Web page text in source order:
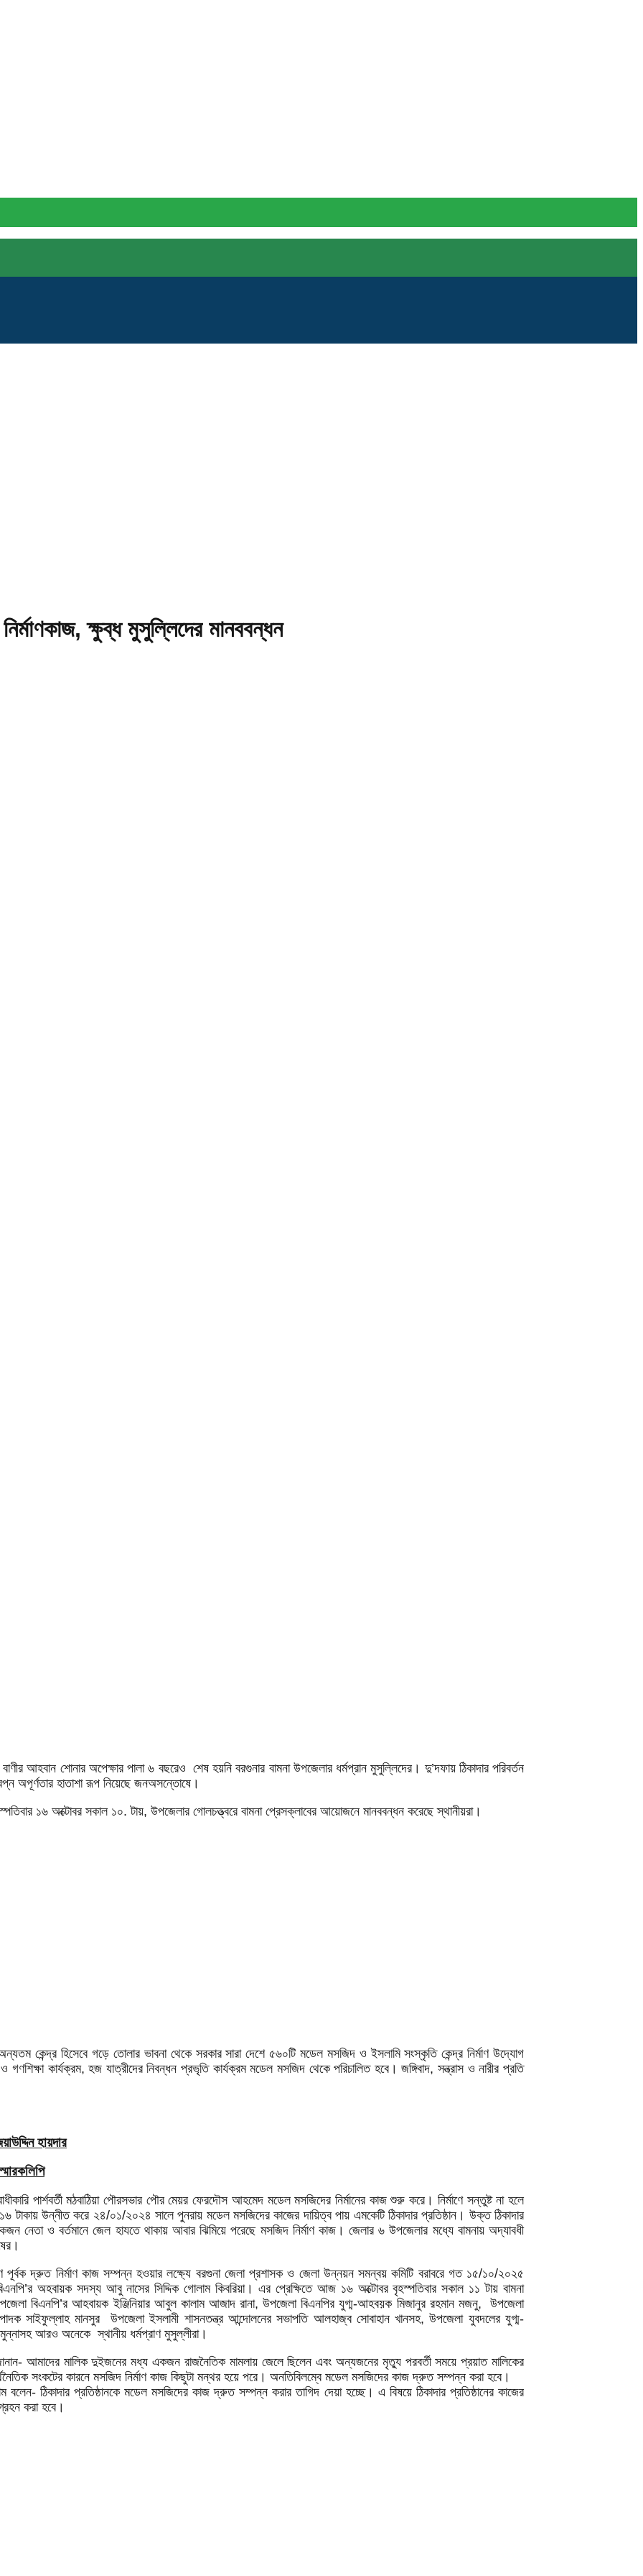
ক্ষুব্ধ মুসুল্লিদের মানববন্ধন
আহবান শোনার অপেক্ষার পালা ৬ বছরেও শেষ হয়নি বরগুনার বামনা উপজেলার ধর্মপ্রান মুসুল্লিদের। দু’দফায় ঠিকাদার পরিবর্তন
অপূর্ণতার হাতাশা রূপ নিয়েছে জনঅসন্তোষে।
১৬ অক্টোবর সকাল ১০. টায়, উপজেলার গোলচত্ত্বরে বামনা প্রেসক্লাবের আয়োজনে মানববন্ধন করেছে স্থানীয়রা।
কেন্দ্র হিসেবে গড়ে তোলার ভাবনা থেকে সরকার সারা দেশে ৫৬০টি মডেল মসজিদ ও ইসলামি সংস্কৃতি কেন্দ্র নির্মাণ উদ্যোগ
কার্যক্রম, হজ যাত্রীদের নিবন্ধন প্রভৃতি কার্যক্রম মডেল মসজিদ থেকে পরিচালিত হবে। জঙ্গিবাদ, সন্ত্রাস ও নারীর প্রতি
হায়দার
পার্শবর্তী মঠবাঠিয়া পৌরসভার পৌর মেয়র ফেরদৌস আহমেদ মডেল মসজিদের নির্মানের কাজ শুরু করে। নির্মাণে সন্তুষ্ট না হলে
টাকায় উন্নীত করে ২৪/০১/২০২৪ সালে পুনরায় মডেল মসজিদের কাজের দায়িত্ব পায় এমকেটি ঠিকাদার প্রতিষ্ঠান। উক্ত ঠিকাদার
নেতা ও বর্তমানে জেল হাযতে থাকায় আবার ঝিমিয়ে পরেছে মসজিদ নির্মাণ কাজ। জেলার ৬ উপজেলার মধ্যে বামনায় অদ্যাবধী
পূর্বক দ্রুত নির্মাণ কাজ সম্পন্ন হওয়ার লক্ষ্যে বরগুনা জেলা প্রশাসক ও জেলা উন্নয়ন সমন্বয় কমিটি বরাবরে গত ১৫/১০/২০২৫
অহবায়ক সদস্য আবু নাসের সিদ্দিক গোলাম কিবরিয়া। এর প্রেক্ষিতে আজ ১৬ অক্টোবর বৃহস্পতিবার সকাল ১১ টায় বামনা
বিএনপি’র আহবায়ক ইঞ্জিনিয়ার আবুল কালাম আজাদ রানা, উপজেলা বিএনপির যুগ্ম-আহবয়ক মিজানুর রহমান মজনু, উপজেলা
সাইফুল্লাহ মানসুর উপজেলা ইসলামী শাসনতন্ত্র আন্দোলনের সভাপতি আলহাজ্ব সোবাহান খানসহ, উপজেলা যুবদলের যুগ্ম-
আরও অনেকে স্থানীয় ধর্মপ্রাণ মুসুল্লীরা।
জানান- আমাদের মালিক দুইজনের মধ্য একজন রাজনৈতিক মামলায় জেলে ছিলেন এবং অন্যজনের মৃত্যু পরবর্তী সময়ে প্রয়াত মালিকের
সংকটের কারনে মসজিদ নির্মাণ কাজ কিছুটা মন্থর হয়ে পরে। অনতিবিলম্বে মডেল মসজিদের কাজ দ্রুত সম্পন্ন করা হবে।
বলেন- ঠিকাদার প্রতিষ্ঠানকে মডেল মসজিদের কাজ দ্রুত সম্পন্ন করার তাগিদ দেয়া হচ্ছে। এ বিষয়ে ঠিকাদার প্রতিষ্ঠানের কাজের
করা হবে।